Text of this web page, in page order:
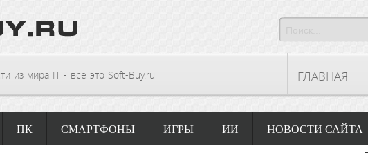
из мира IT - все это Soft-Buy.ru ГЛАВНАЯ
ПК СМАРТФОНЫ ИГРЫ ИИ НОВОСТИ САЙТА